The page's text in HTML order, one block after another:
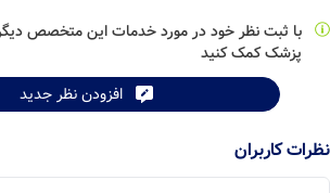
با ثبت نظر خود در مورد خدمات این متخصص دیگر
پزشک کمک کنید
افزودن نظر جدید
نظرات کاربران